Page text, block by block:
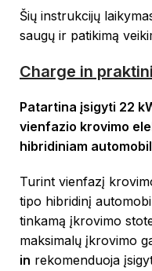
Šių instrukcijų
saugų ir patikimą
Charge in
Patartina įsigyti 22
vienfazio krovimo
hibridiniam
Turint vienfazį
tipo hibridinį
tinkamą įkrovimo
maksimalų įkrovimo
in rekomenduoja